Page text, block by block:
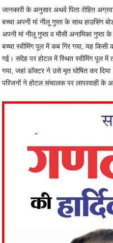
जानकारी के अनुसार अथर्व पिता रोहित
बच्चा अपनी मां नीलू गुप्ता के साथ हाउसिंग
अपनी मां नीलू गुप्ता व मौसी अनामिका
बच्चा स्वीमिंग पूल में कब गिर गया, यह
गई। संदेह पर होटल में स्थित स्वीमिंग पूल में
गया, जहां डॉक्टर ने उसे मृत घोषित कर
परिजनों ने होटल संचालक पर लापरवाही के